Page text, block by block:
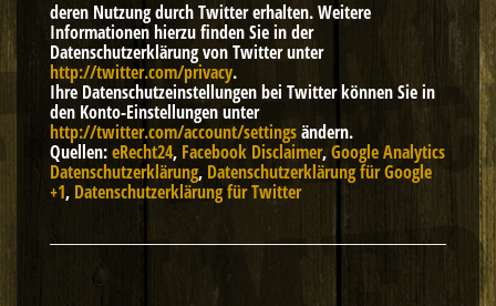
deren Nutzung durch Twitter erhalten. Weitere
Informationen hierzu finden Sie in der
Datenschutzerklärung von Twitter unter
http://twitter.com/privacy.
Ihre Datenschutzeinstellungen bei Twitter können Sie in
den Konto-Einstellungen unter
http://twitter.com/account/settingsändern.
Quellen:eRecht24, Facebook Disclaimer,Google Analytics
Datenschutzerklärung, Datenschutzerklärung für Google
+1, Datenschutzerklärung für Twitter